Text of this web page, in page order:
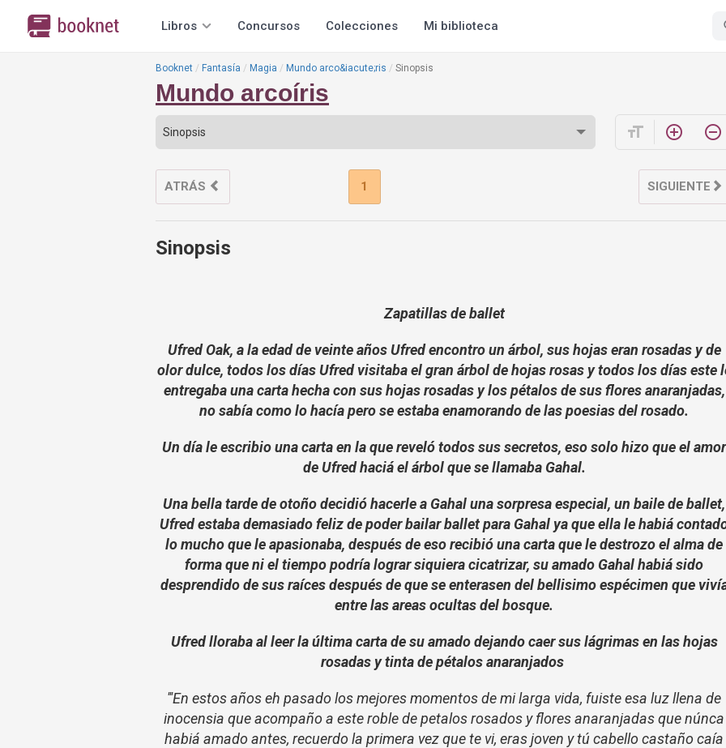
Libros Concursos Colecciones Mi biblioteca
Booknet Fantasía Magia Mundo arco&iacute;ris Sinopsis
Mundo arcoíris
format_size add_circle_outline remove_circle_outline
ATRÁS 1 SIGUIENTE
Sinopsis
Zapatillas de ballet
Ufred Oak, a la edad de veinte años Ufred encontro un árbol, sus hojas eran rosadas y de
olor dulce, todos los días Ufred visitaba el gran árbol de hojas rosas y todos los días este
entregaba una carta hecha con sus hojas rosadas y los pétalos de sus flores anaranjadas,
no sabía como lo hacía pero se estaba enamorando de las poesias del rosado.
Un día le escribio una carta en la que reveló todos sus secretos, eso solo hizo que el amor
de Ufred haciá el árbol que se llamaba Gahal.
Una bella tarde de otoño decidió hacerle a Gahal una sorpresa especial, un baile de ballet,
Ufred estaba demasiado feliz de poder bailar ballet para Gahal ya que ella le habiá
lo mucho que le apasionaba, después de eso recibió una carta que le destrozo el alma de
forma que ni el tiempo podría lograr siquiera cicatrizar, su amado Gahal habiá sido
desprendido de sus raíces después de que se enterasen del bellisimo espécimen que
entre las areas ocultas del bosque.
Ufred lloraba al leer la última carta de su amado dejando caer sus lágrimas en las hojas
rosadas y tinta de pétalos anaranjados
'''En estos años eh pasado los mejores momentos de mi larga vida, fuiste esa luz llena de
inocensia que acompaño a este roble de petalos rosados y flores anaranjadas que núnca
habiá amado antes, recuerdo la primera vez que te vi, eras joven y tú cabello castaño caía